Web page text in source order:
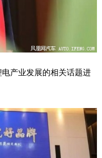
产业发展的相关话题进